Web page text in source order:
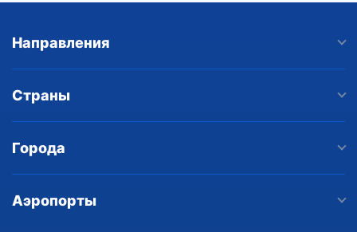
Направления
Страны
Города
Аэропорты